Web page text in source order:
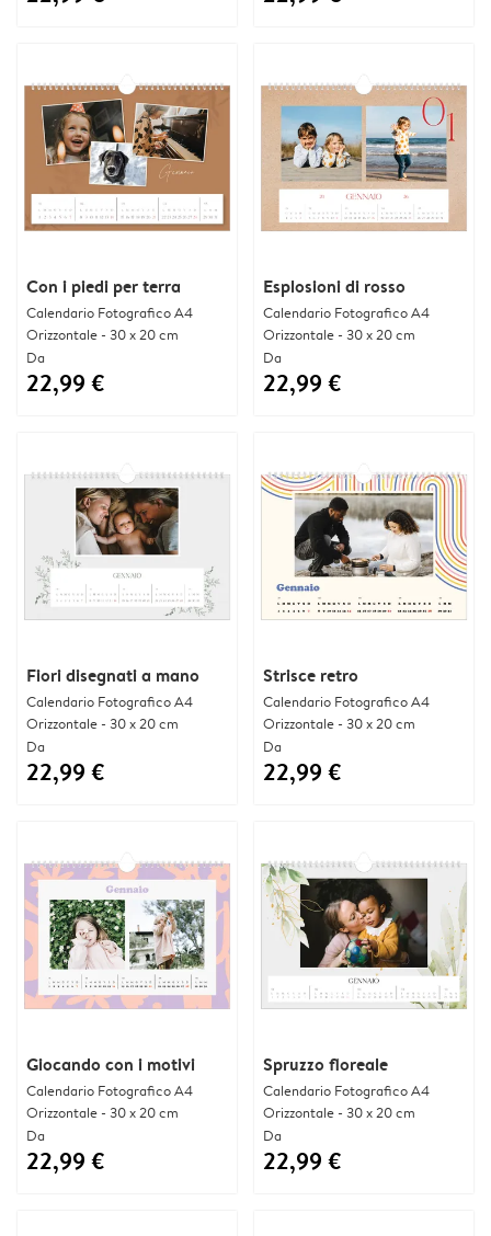
Con i piedi per terra
Calendario Fotografico A4
Orizzontale - 30 x 20 cm
Da
22,99 €
Esplosioni di rosso
Calendario Fotografico A4
Orizzontale - 30 x 20 cm
Da
22,99 €
Fiori disegnati a mano
Calendario Fotografico A4
Orizzontale - 30 x 20 cm
Da
22,99 €
Strisce retro
Calendario Fotografico A4
Orizzontale - 30 x 20 cm
Da
22,99 €
Giocando con i motivi
Calendario Fotografico A4
Orizzontale - 30 x 20 cm
Da
22,99 €
Spruzzo floreale
Calendario Fotografico A4
Orizzontale - 30 x 20 cm
Da
22,99 €